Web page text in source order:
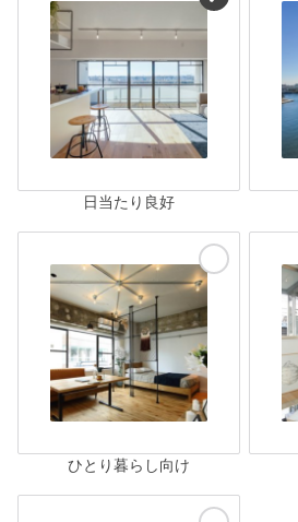
日当たり良好
ひとり暮らし向け